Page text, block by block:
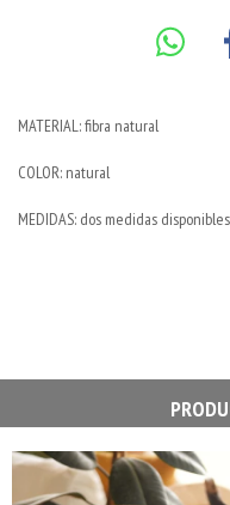
MATERIAL: fibra natural
COLOR: natural
MEDIDAS: dos medidas disponibles